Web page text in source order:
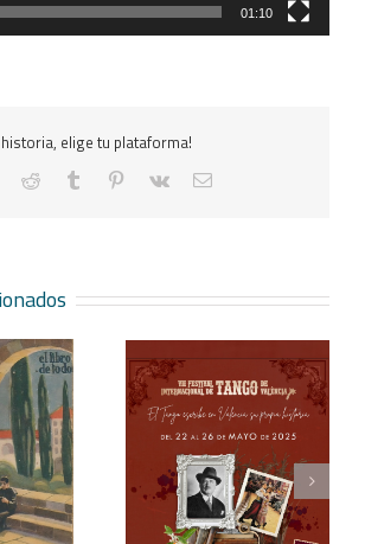
01:10
elige tu plataforma!
reddit tumblr pinterest
vk
Correo
el tango
festivales
Redescubriendo
«La araña»